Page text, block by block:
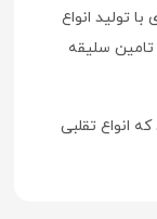
تولید انواع
سلیقه
انواع تقلبی
آسانی